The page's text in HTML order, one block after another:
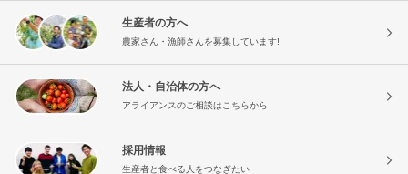
生産者の方へ
農家さん・漁師さんを募集しています!
法人・自治体の方へ
アライアンスのご相談はこちらから
採用情報
生産者と食べる人をつなぎたい